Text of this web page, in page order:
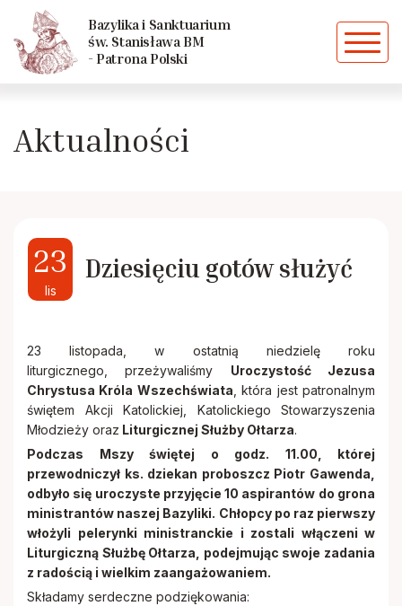
Bazylika i Sanktuarium
św. Stanisława BM
- Patrona Polski
Powrót
Kościoły i kaplice szczepanowskie
Siostry zakonne
Cmentarze
Remont
Powrót
Chóry
Domowy Kościół
Stowarzyszenie Rodzin Katolickich
Stowarzyszenie krzewienia kultu Św.
Stanisława BM
Zakon Rycerzy Kolumba
Aktualności
23
lis
Dziesięciu gotów służyć
23 listopada, w ostatnią niedzielę roku
liturgicznego, przeżywaliśmy Uroczystość Jezusa
Chrystusa Króla Wszechświata , która jest patronalnym
świętem Akcji Katolickiej, Katolickiego Stowarzyszenia
Młodzieży oraz Liturgicznej Służby Ołtarza.
Podczas Mszy świętej o godz. 11.00, której
przewodniczył ks. dziekan proboszcz Piotr Gawenda,
odbyło się uroczyste przyjęcie 10 aspirantów do grona
ministrantów naszej Bazyliki. Chłopcy po raz pierwszy
włożyli pelerynki ministranckie i zostali włączeni w
Liturgiczną Służbę Ołtarza, podejmując swoje zadania
z radością i wielkim zaangażowaniem.
Składamy serdeczne podziękowania: